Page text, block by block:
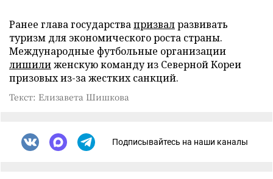
Ранее глава государствапризвалразвивать
туризм для экономического роста страны.
Международные футбольные организации
лишилиженскую команду из Северной Кореи
призовых из-за жестких санкций.
Текст: Елизавета Шишкова
Подписывайтесь на наши каналы